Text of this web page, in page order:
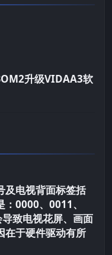
升级VIDAA3软
及电视背面标签括
0000、0011、
致电视花屏、画面
在于硬件驱动有所